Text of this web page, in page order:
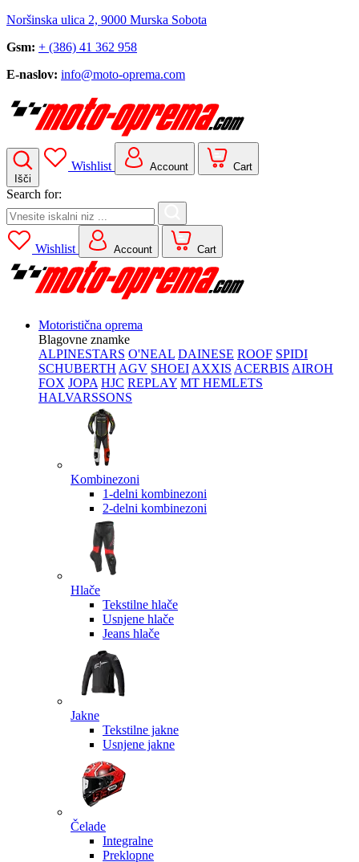
Noršinska ulica 2, 9000 Murska Sobota
Gsm: + (386) 41 362 958
E-naslov: info@moto-oprema.com
Išči
Wishlist Account Cart
Search for:
Wishlist Account Cart
Motoristična oprema
Blagovne znamke
ALPINESTARS O'NEAL DAINESE ROOF SPIDI
SCHUBERTH AGV SHOEI AXXIS ACERBIS AIROH
FOX JOPA HJC REPLAY MT HEMLETS
HALVARSSONS
Kombinezoni
1-delni kombinezoni
2-delni kombinezoni
Hlače
Tekstilne hlače
Usnjene hlače
Jeans hlače
Jakne
Tekstilne jakne
Usnjene jakne
Čelade
Integralne
Preklopne